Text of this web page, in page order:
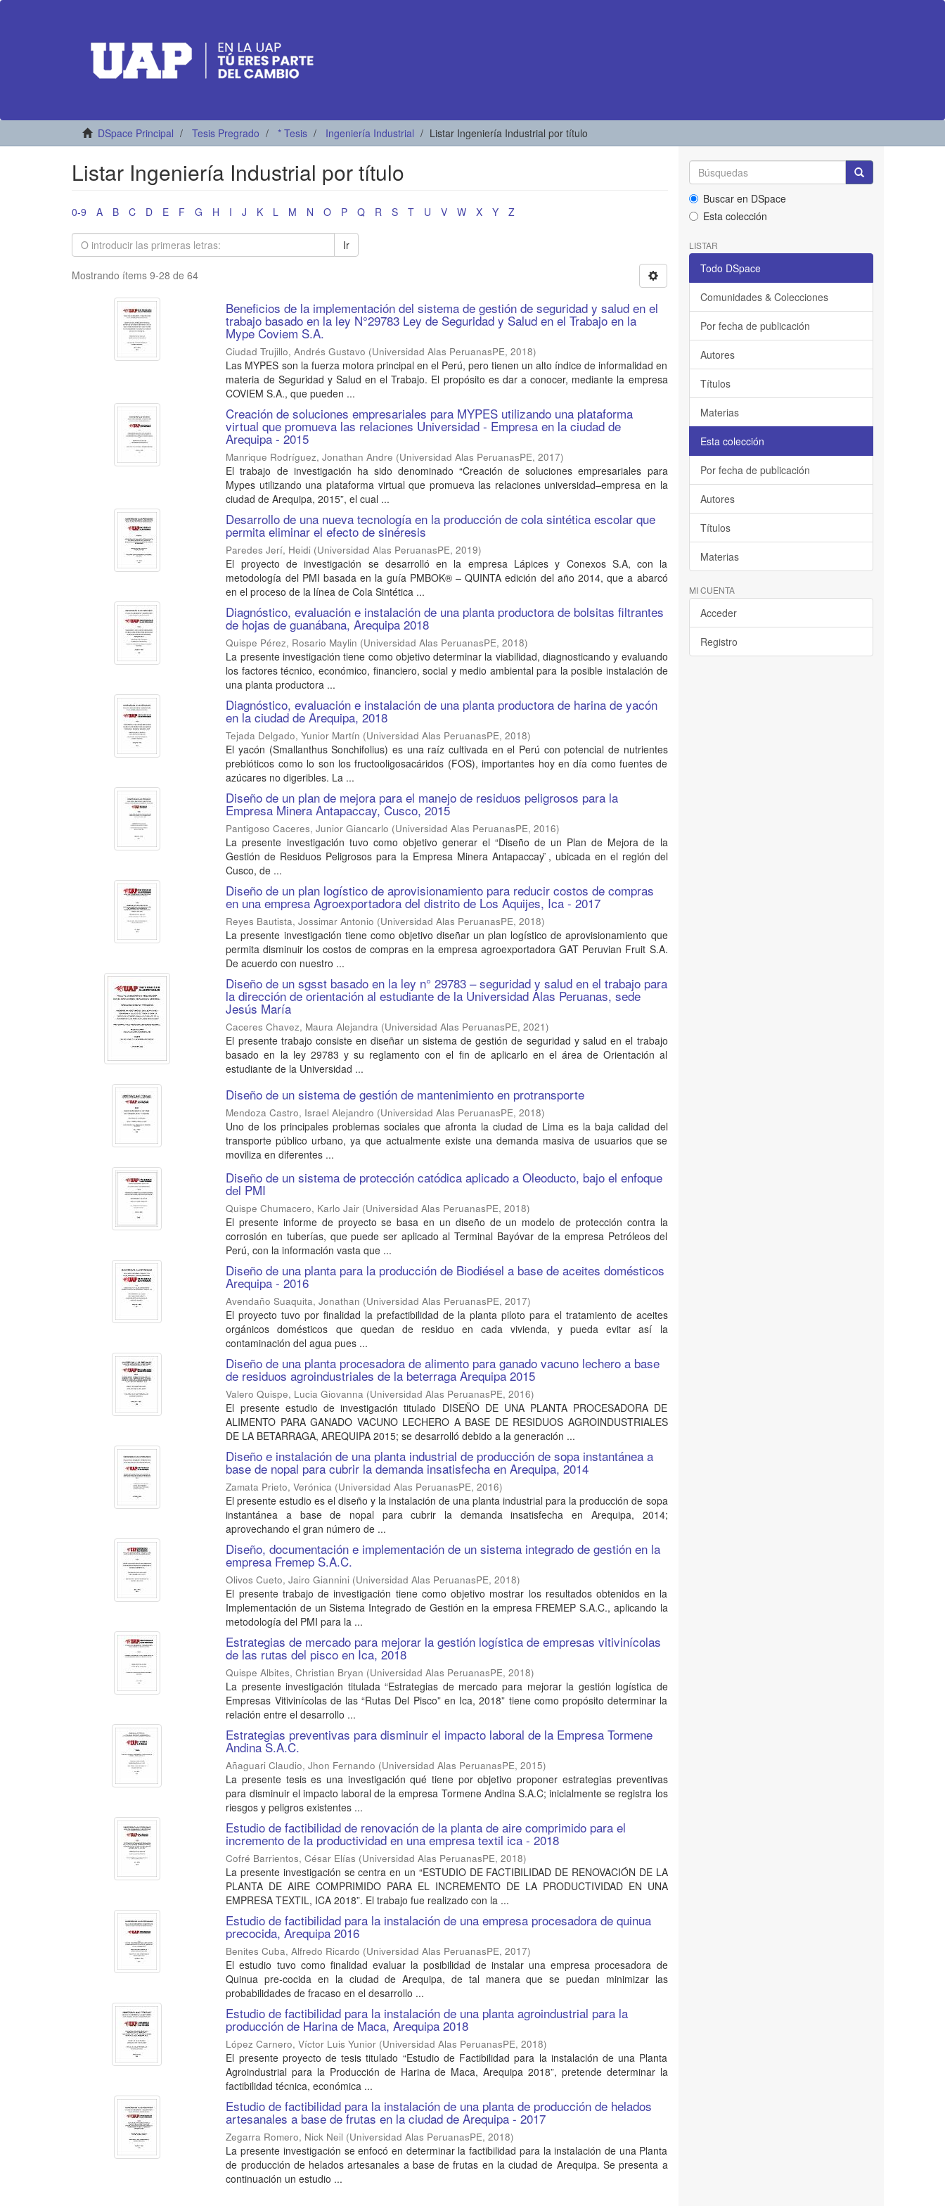
DSpace Principal Tesis Pregrado * Tesis Ingeniería Industrial Listar Ingeniería Industrial por título
Listar Ingeniería Industrial por título
0-9 A B C D E F G H I J K L M N O P Q R S T U V W X Y Z
Ir
Mostrando ítems 9-28 de 64
Beneficios de la implementación del sistema de gestión de seguridad y salud en el
trabajo basado en la ley N°29783 Ley de Seguridad y Salud en el Trabajo en la
Mype Coviem S.A.
Ciudad Trujillo, Andrés Gustavo (Universidad Alas PeruanasPE,2018)
Las MYPES son la fuerza motora principal en el Perú, pero tienen un alto índice de informalidad en
materia de Seguridad y Salud en el Trabajo. El propósito es dar a conocer, mediante la empresa
COVIEM S.A., que pueden ...
Creación de soluciones empresariales para MYPES utilizando una plataforma
virtual que promueva las relaciones Universidad - Empresa en la ciudad de
Arequipa - 2015
Manrique Rodríguez, Jonathan Andre (Universidad Alas PeruanasPE,2017)
El trabajo de investigación ha sido denominado “Creación de soluciones empresariales para
Mypes utilizando una plataforma virtual que promueva las relaciones universidad–empresa en la
ciudad de Arequipa, 2015”, el cual ...
Desarrollo de una nueva tecnología en la producción de cola sintética escolar que
permita eliminar el efecto de sinéresis
Paredes Jerí, Heidi (Universidad Alas PeruanasPE,2019)
El proyecto de investigación se desarrolló en la empresa Lápices y Conexos S.A, con la
metodología del PMI basada en la guía PMBOK® – QUINTA edición del año 2014, que a abarcó
en el proceso de la línea de Cola Sintética ...
Diagnóstico, evaluación e instalación de una planta productora de bolsitas filtrantes
de hojas de guanábana, Arequipa 2018
Quispe Pérez, Rosario Maylin (Universidad Alas PeruanasPE,2018)
La presente investigación tiene como objetivo determinar la viabilidad, diagnosticando y evaluando
los factores técnico, económico, financiero, social y medio ambiental para la posible instalación de
una planta productora ...
Diagnóstico, evaluación e instalación de una planta productora de harina de yacón
en la ciudad de Arequipa, 2018
Tejada Delgado, Yunior Martín (Universidad Alas PeruanasPE,2018)
El yacón (Smallanthus Sonchifolius) es una raíz cultivada en el Perú con potencial de nutrientes
prebióticos como lo son los fructooligosacáridos (FOS), importantes hoy en día como fuentes de
azúcares no digeribles. La ...
Diseño de un plan de mejora para el manejo de residuos peligrosos para la
Empresa Minera Antapaccay, Cusco, 2015
Pantigoso Caceres, Junior Giancarlo (Universidad Alas PeruanasPE,2016)
La presente investigación tuvo como objetivo generar el “Diseño de un Plan de Mejora de la
Gestión de Residuos Peligrosos para la Empresa Minera Antapaccay ̈, ubicada en el región del
Cusco, de ...
Diseño de un plan logístico de aprovisionamiento para reducir costos de compras
en una empresa Agroexportadora del distrito de Los Aquijes, Ica - 2017
Reyes Bautista, Jossimar Antonio (Universidad Alas PeruanasPE,2018)
La presente investigación tiene como objetivo diseñar un plan logístico de aprovisionamiento que
permita disminuir los costos de compras en la empresa agroexportadora GAT Peruvian Fruit S.A.
De acuerdo con nuestro ...
Diseño de un sgsst basado en la ley n° 29783 – seguridad y salud en el trabajo para
la dirección de orientación al estudiante de la Universidad Alas Peruanas, sede
Jesús María
Caceres Chavez, Maura Alejandra (Universidad Alas PeruanasPE,2021)
El presente trabajo consiste en diseñar un sistema de gestión de seguridad y salud en el trabajo
basado en la ley 29783 y su reglamento con el fin de aplicarlo en el área de Orientación al
estudiante de la Universidad ...
Diseño de un sistema de gestión de mantenimiento en protransporte
Mendoza Castro, Israel Alejandro (Universidad Alas PeruanasPE,2018)
Uno de los principales problemas sociales que afronta la ciudad de Lima es la baja calidad del
transporte público urbano, ya que actualmente existe una demanda masiva de usuarios que se
moviliza en diferentes ...
Diseño de un sistema de protección catódica aplicado a Oleoducto, bajo el enfoque
del PMI
Quispe Chumacero, Karlo Jair (Universidad Alas PeruanasPE,2018)
El presente informe de proyecto se basa en un diseño de un modelo de protección contra la
corrosión en tuberías, que puede ser aplicado al Terminal Bayóvar de la empresa Petróleos del
Perú, con la información vasta que ...
Diseño de una planta para la producción de Biodiésel a base de aceites domésticos
Arequipa - 2016
Avendaño Suaquita, Jonathan (Universidad Alas PeruanasPE,2017)
El proyecto tuvo por finalidad la prefactibilidad de la planta piloto para el tratamiento de aceites
orgánicos domésticos que quedan de residuo en cada vivienda, y pueda evitar así la
contaminación del agua pues ...
Diseño de una planta procesadora de alimento para ganado vacuno lechero a base
de residuos agroindustriales de la beterraga Arequipa 2015
Valero Quispe, Lucia Giovanna (Universidad Alas PeruanasPE,2016)
El presente estudio de investigación titulado DISEÑO DE UNA PLANTA PROCESADORA DE
ALIMENTO PARA GANADO VACUNO LECHERO A BASE DE RESIDUOS AGROINDUSTRIALES
DE LA BETARRAGA, AREQUIPA 2015; se desarrolló debido a la generación ...
Diseño e instalación de una planta industrial de producción de sopa instantánea a
base de nopal para cubrir la demanda insatisfecha en Arequipa, 2014
Zamata Prieto, Verónica (Universidad Alas PeruanasPE,2016)
El presente estudio es el diseño y la instalación de una planta industrial para la producción de sopa
instantánea a base de nopal para cubrir la demanda insatisfecha en Arequipa, 2014;
aprovechando el gran número de ...
Diseño, documentación e implementación de un sistema integrado de gestión en la
empresa Fremep S.A.C.
Olivos Cueto, Jairo Giannini (Universidad Alas PeruanasPE,2018)
El presente trabajo de investigación tiene como objetivo mostrar los resultados obtenidos en la
Implementación de un Sistema Integrado de Gestión en la empresa FREMEP S.A.C., aplicando la
metodología del PMI para la ...
Estrategias de mercado para mejorar la gestión logística de empresas vitivinícolas
de las rutas del pisco en Ica, 2018
Quispe Albites, Christian Bryan (Universidad Alas PeruanasPE,2018)
La presente investigación titulada “Estrategias de mercado para mejorar la gestión logística de
Empresas Vitivinícolas de las “Rutas Del Pisco” en Ica, 2018” tiene como propósito determinar la
relación entre el desarrollo ...
Estrategias preventivas para disminuir el impacto laboral de la Empresa Tormene
Andina S.A.C.
Añaguari Claudio, Jhon Fernando (Universidad Alas PeruanasPE,2015)
La presente tesis es una investigación qué tiene por objetivo proponer estrategias preventivas
para disminuir el impacto laboral de la empresa Tormene Andina S.A.C; inicialmente se registra los
riesgos y peligros existentes ...
Estudio de factibilidad de renovación de la planta de aire comprimido para el
incremento de la productividad en una empresa textil ica - 2018
Cofré Barrientos, César Elías (Universidad Alas PeruanasPE,2018)
La presente investigación se centra en un “ESTUDIO DE FACTIBILIDAD DE RENOVACIÓN DE LA
PLANTA DE AIRE COMPRIMIDO PARA EL INCREMENTO DE LA PRODUCTIVIDAD EN UNA
EMPRESA TEXTIL, ICA 2018”. El trabajo fue realizado con la ...
Estudio de factibilidad para la instalación de una empresa procesadora de quinua
precocida, Arequipa 2016
Benites Cuba, Alfredo Ricardo (Universidad Alas PeruanasPE,2017)
El estudio tuvo como finalidad evaluar la posibilidad de instalar una empresa procesadora de
Quinua pre-cocida en la ciudad de Arequipa, de tal manera que se puedan minimizar las
probabilidades de fracaso en el desarrollo ...
Estudio de factibilidad para la instalación de una planta agroindustrial para la
producción de Harina de Maca, Arequipa 2018
López Carnero, Víctor Luis Yunior (Universidad Alas PeruanasPE,2018)
El presente proyecto de tesis titulado “Estudio de Factibilidad para la instalación de una Planta
Agroindustrial para la Producción de Harina de Maca, Arequipa 2018”, pretende determinar la
factibilidad técnica, económica ...
Estudio de factibilidad para la instalación de una planta de producción de helados
artesanales a base de frutas en la ciudad de Arequipa - 2017
Zegarra Romero, Nick Neil (Universidad Alas PeruanasPE,2018)
La presente investigación se enfocó en determinar la factibilidad para la instalación de una Planta
de producción de helados artesanales a base de frutas en la ciudad de Arequipa. Se presenta a
continuación un estudio ...
Buscar en DSpace
Esta colección
LISTAR
Todo DSpace
Comunidades & Colecciones
Por fecha de publicación
Autores
Títulos
Materias
Esta colección
Por fecha de publicación
Autores
Títulos
Materias
MI CUENTA
Acceder
Registro